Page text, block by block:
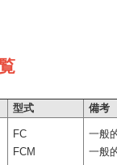
型式 備考
FC
FCM
一般
一般